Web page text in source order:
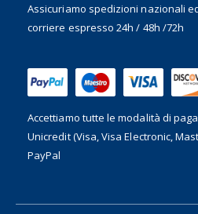
Assicuriamo spedizioni nazionali
corriere espresso 24h / 48h /72h
Accettiamo tutte le modalità di
Unicredit (Visa, Visa Electronic,
PayPal